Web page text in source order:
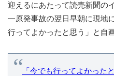
迎えるにあたって読売新聞の
一原発事故の翌日早朝に現地
行ってよかったと思う」と自
「今でも行ってよかった